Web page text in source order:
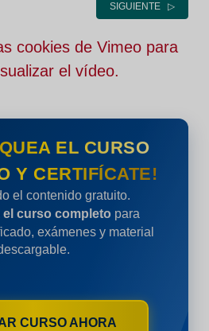
SIGUIENTE ▷
cookies de Vimeo para
el vídeo.
EL CURSO
Y CERTIFÍCATE!
el contenido gratuito.
el curso completo para
exámenes y material
CURSO AHORA